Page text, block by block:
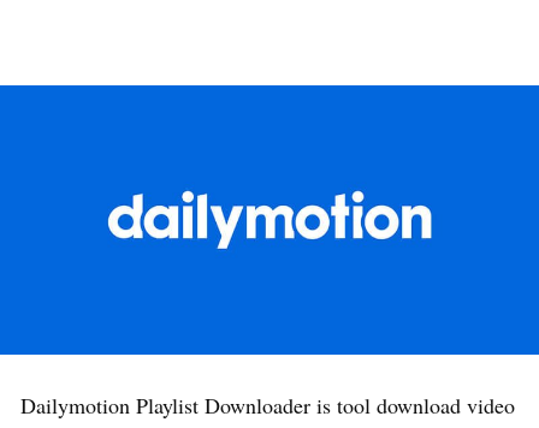
Dailymotion Playlist Downloader is tool download video